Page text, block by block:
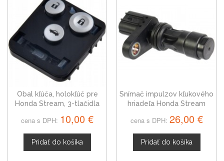
Obal kľúča, holokľúč pre
Honda Stream, 3-tlačidla
cena s DPH: 10,00 €
Pridať do košíka
Snímač impulzov kľukového
hriadeľa Honda Stream
cena s DPH: 26,00 €
Pridať do košíka